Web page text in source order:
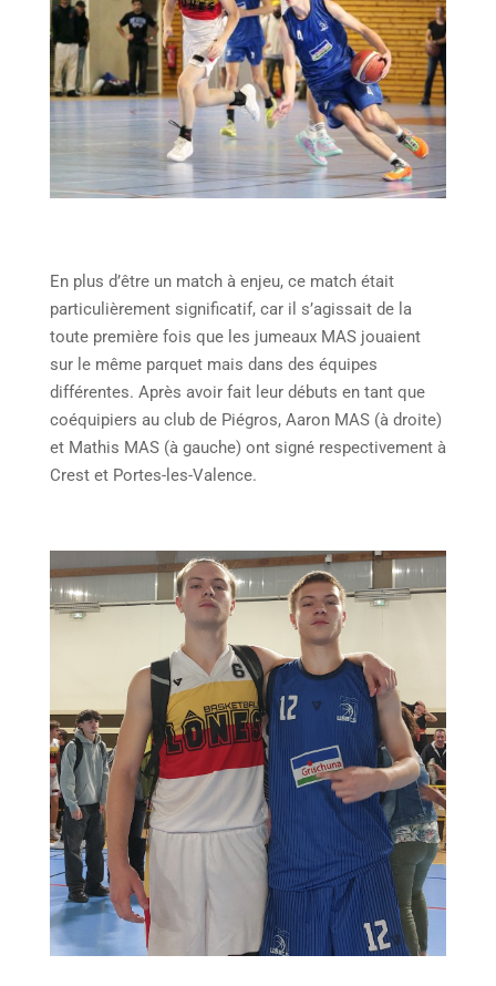
En plus d’être un match à enjeu, ce match était
particulièrement significatif, car il s’agissait de la
toute première fois que les jumeaux MAS jouaient
sur le même parquet mais dans des équipes
différentes. Après avoir fait leur débuts en tant que
coéquipiers au club de Piégros, Aaron MAS (à droite)
et Mathis MAS (à gauche) ont signé respectivement à
Crest et Portes-les-Valence.